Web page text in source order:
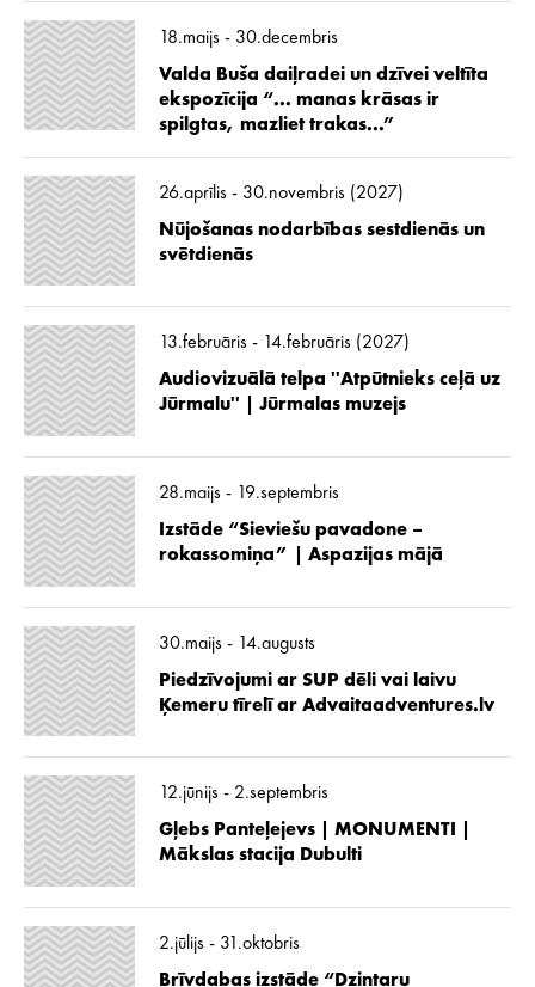
18.maijs - 30.decembris
Valda Buša daiļradei un dzīvei veltīta
ekspozīcija “... manas krāsas ir
spilgtas, mazliet trakas...”
26.aprīlis - 30.novembris (2027)
Nūjošanas nodarbības sestdienās un
svētdienās
13.februāris - 14.februāris (2027)
Audiovizuālā telpa ''Atpūtnieks ceļā uz
Jūrmalu'' | Jūrmalas muzejs
28.maijs - 19.septembris
Izstāde “Sieviešu pavadone –
rokassomiņa” | Aspazijas mājā
30.maijs - 14.augusts
Piedzīvojumi ar SUP dēli vai laivu
Ķemeru tīrelī ar Advaitaadventures.lv
12.jūnijs - 2.septembris
Gļebs Panteļejevs | MONUMENTI |
Mākslas stacija Dubulti
2.jūlijs - 31.oktobris
Brīvdabas izstāde “Dzintaru